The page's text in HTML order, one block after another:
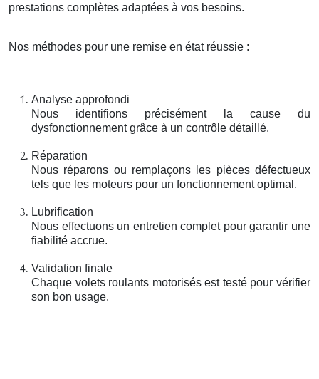
prestations complètes adaptées à vos besoins.
Nos méthodes pour une remise en état réussie :
Analyse approfondi
Nous identifions précisément la cause du
dysfonctionnement grâce à un contrôle détaillé.
Réparation
Nous réparons ou remplaçons les pièces défectueux
tels que les moteurs pour un fonctionnement optimal.
Lubrification
Nous effectuons un entretien complet pour garantir une
fiabilité accrue.
Validation finale
Chaque volets roulants motorisés est testé pour vérifier
son bon usage.